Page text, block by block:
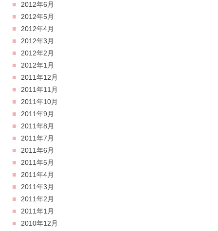
2012年6月
2012年5月
2012年4月
2012年3月
2012年2月
2012年1月
2011年12月
2011年11月
2011年10月
2011年9月
2011年8月
2011年7月
2011年6月
2011年5月
2011年4月
2011年3月
2011年2月
2011年1月
2010年12月